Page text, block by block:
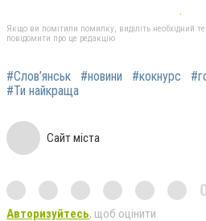
Якщо ви помітили помилку, виділіть необхідний
повідомити про це редакцію
#Слов’янськ #новини #кокнурс
#Ти найкраща
Сайт міста
Авторизуйтесь, щоб оцінити